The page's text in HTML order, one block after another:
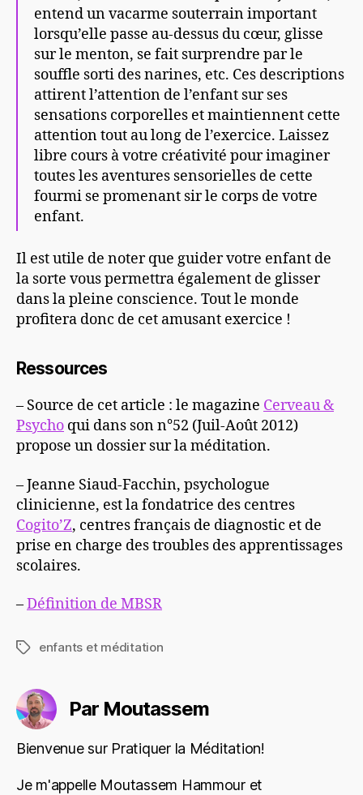
entend un vacarme souterrain important
lorsqu’elle passe au-dessus du cœur, glisse
sur le menton, se fait surprendre par le
souffle sorti des narines, etc. Ces descriptions
attirent l’attention de l’enfant sur ses
sensations corporelles et maintiennent cette
attention tout au long de l’exercice. Laissez
libre cours à votre créativité pour imaginer
toutes les aventures sensorielles de cette
fourmi se promenant sir le corps de votre
enfant.
Il est utile de noter que guider votre enfant de
la sorte vous permettra également de glisser
dans la pleine conscience. Tout le monde
profitera donc de cet amusant exercice !
Ressources
– Source de cet article : le magazine Cerveau &
Psycho qui dans son n°52 (Juil-Août 2012)
propose un dossier sur la méditation.
– Jeanne Siaud-Facchin, psychologue
clinicienne, est la fondatrice des centres
Cogito’Z, centres français de diagnostic et de
prise en charge des troubles des apprentissages
scolaires.
–Définition de MBSR
Étiquettes
enfants et méditation
Par Moutassem
Bienvenue sur Pratiquer la Méditation!
Je m'appelle Moutassem Hammour et